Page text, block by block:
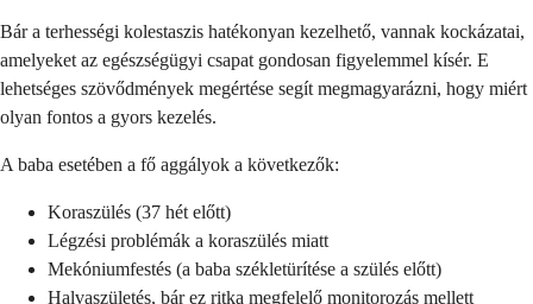
Bár a terhességi kolestaszis hatékonyan kezelhető, vannak kockázatai,
amelyeket az egészségügyi csapat gondosan figyelemmel kísér. E
lehetséges szövődmények megértése segít megmagyarázni, hogy miért
olyan fontos a gyors kezelés.
A baba esetében a fő aggályok a következők:
Koraszülés (37 hét előtt)
Légzési problémák a koraszülés miatt
Mekóniumfestés (a baba székletürítése a szülés előtt)
Halvaszületés, bár ez ritka megfelelő monitorozás mellett